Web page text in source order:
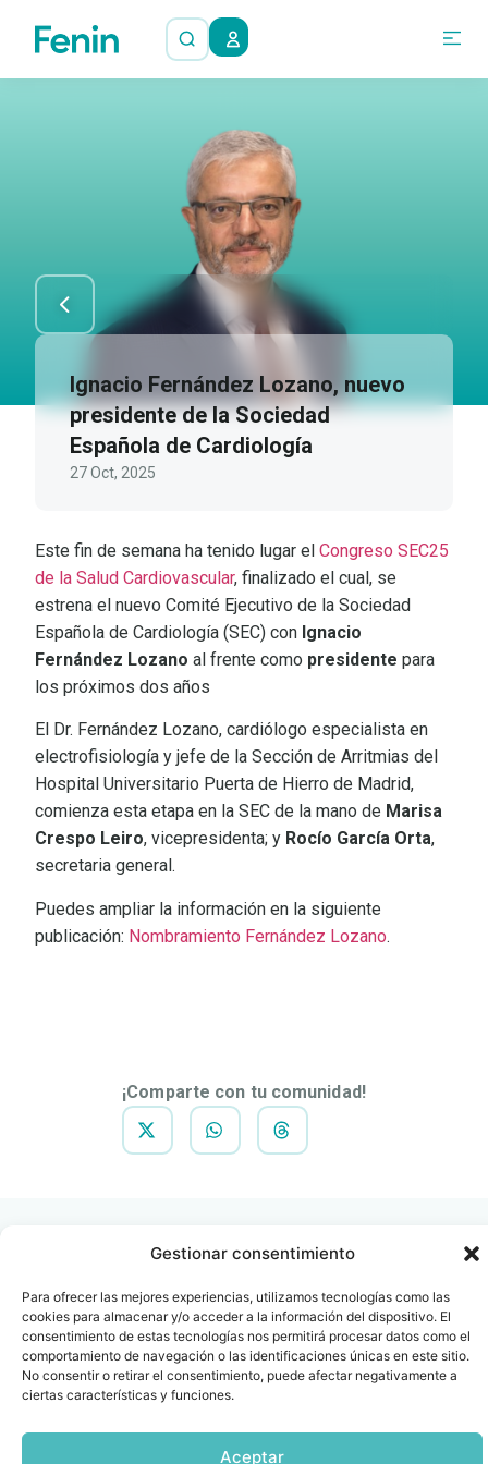
Gestionar consentimiento
Para ofrecer las mejores experiencias, utilizamos tecnologías como las
cookies para almacenar y/o acceder a la información del dispositivo. El
consentimiento de estas tecnologías nos permitirá procesar datos como el
comportamiento de navegación o las identificaciones únicas en este sitio.
No consentir o retirar el consentimiento, puede afectar negativamente a
ciertas características y funciones.
Aceptar
Ignacio Fernández Lozano, nuevo
presidente de la Sociedad
Española de Cardiología
27 Oct, 2025
Este fin de semana ha tenido lugar el Congreso SEC25
de la Salud Cardiovascular, finalizado el cual, se
estrena el nuevo Comité Ejecutivo de la Sociedad
Española de Cardiología (SEC) con Ignacio
Fernández Lozano al frente como presidente para
los próximos dos años
El Dr. Fernández Lozano, cardiólogo especialista en
electrofisiología y jefe de la Sección de Arritmias del
Hospital Universitario Puerta de Hierro de Madrid,
comienza esta etapa en la SEC de la mano de Marisa
Crespo Leiro, vicepresidenta; y Rocío García Orta,
secretaria general.
Puedes ampliar la información en la siguiente
publicación: Nombramiento Fernández Lozano.
¡Comparte con tu comunidad!
Contacto
info@fenin.es
C/ Villanueva, 20 - 1-
28001
Oficina Barcelona
Travesera de Gracia, 56 -
1º, 3ª 08006
Política